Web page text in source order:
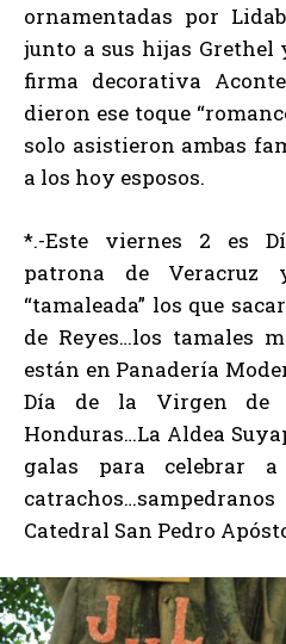
ornamentadas por
junto a sus hijas Grethel
firma decorativa
dieron ese toque
solo asistieron ambas
a los hoy esposos.
*.-Este viernes 2 es
patrona de Veracruz
“tamaleada” los que
de Reyes…los tamales
están en Panadería
Día de la Virgen de
Honduras…La Aldea
galas para celebrar
Catedral San Pedro